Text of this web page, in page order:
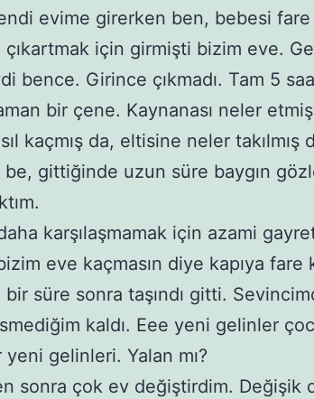
evime girerken ben, bebesi
çıkartmak için girmişti bizim eve.
bence. Girince çıkmadı. Tam 5
bir çene. Kaynanası neler
kaçmış da, eltisine neler takılmış
gittiğinde uzun süre baygın
karşılaşmamak için azami
eve kaçmasın diye kapıya fare
bir süre sonra taşındı gitti.
kaldı. Eee yeni gelinler
gelinleri. Yalan mı?
sonra çok ev değiştirdim. Değişik